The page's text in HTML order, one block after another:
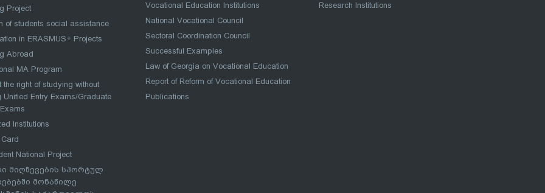
Project
of students social assistance
in ERASMUS+ Projects
Abroad
MA Program
the right of studying without
Unified Entry Exams/Graduate
Institutions
National Project
მიღწევების სპორტულ
მონაწილე
Vocational Education Institutions
National Vocational Council
Sectoral Coordination Council
Successful Examples
Law of Georgia on Vocational Education
Report of Reform of Vocational Education
Publications
Research Institutions